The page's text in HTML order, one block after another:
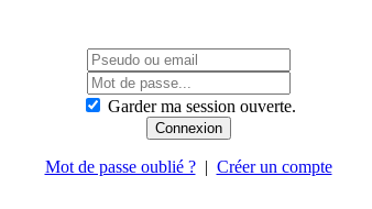
Garder ma session ouverte.
Mot de passe oublié ?| Créer un compte